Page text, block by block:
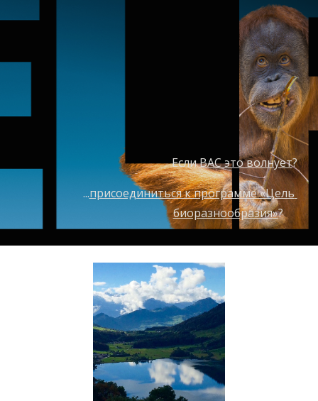
Если ВАС это волнует?
...присоединиться к программе «Цель
биоразнообразия»?